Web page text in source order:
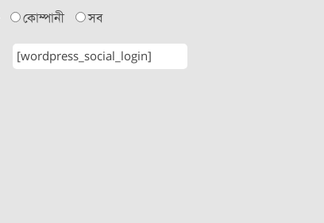
কোম্পানী সব
[wordpress_social_login]